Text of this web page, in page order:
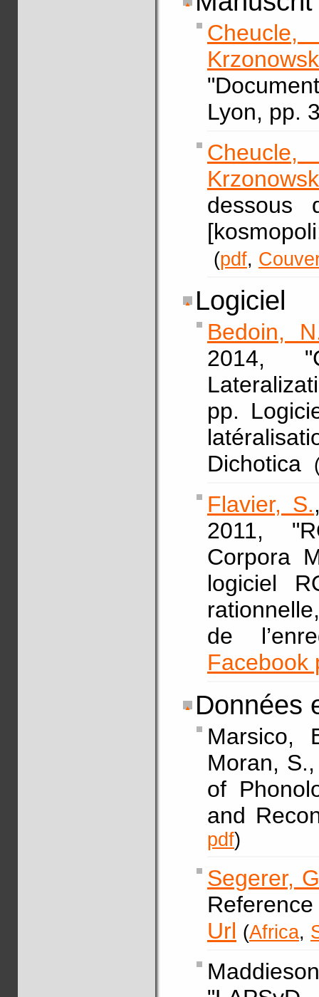
Cheucle,
Lyon, pp.
Cheucle,
dessous
(pdf,
Logiciel
Bedoin,
2014,
pp.
Dichotica
Flavier, S.
2011,
Corpora
logiciel
de
Facebook
Données
Marsico,
Moran,
of
and
pdf)
Segerer,
Url (Africa,